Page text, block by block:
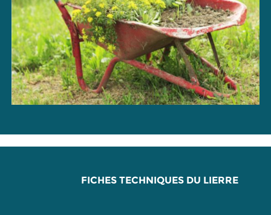
FICHES TECHNIQUES DU LIERRE